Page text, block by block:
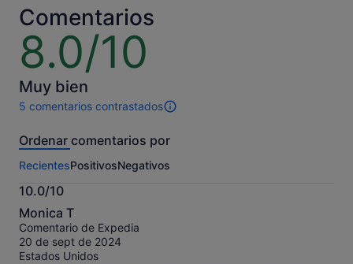
por
adulto
Comentarios
8.0/10
8.0
sobre
10
Muy bien
5 comentarios contrastados
5 comentarios
esta
Más
información
sobre
nuestros
comentarios
contrastados.
Ordenar comentarios por
RecientesPositivosNegativos
10.0/10
10.0
sobre
10
Monica T
Comentario de Expedia
20 de sept de 2024
Estados Unidos